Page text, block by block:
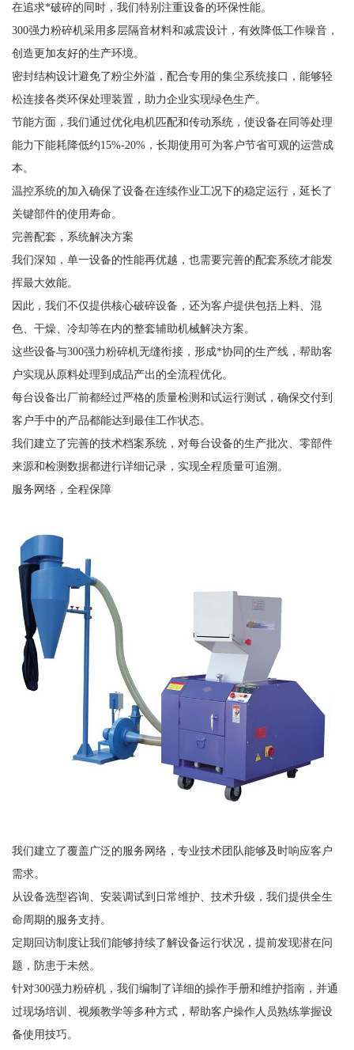
在追求*破碎的同时，我们特别注重设备的环保性能。
300强力粉碎机采用多层隔音材料和减震设计，有效降低工作噪音，
创造更加友好的生产环境。
密封结构设计避免了粉尘外溢，配合专用的集尘系统接口，能够轻
松连接各类环保处理装置，助力企业实现绿色生产。
节能方面，我们通过优化电机匹配和传动系统，使设备在同等处理
能力下能耗降低约15%-20%，长期使用可为客户节省可观的运营成
本。
温控系统的加入确保了设备在连续作业工况下的稳定运行，延长了
关键部件的使用寿命。
完善配套，系统解决方案
我们深知，单一设备的性能再优越，也需要完善的配套系统才能发
挥最大效能。
因此，我们不仅提供核心破碎设备，还为客户提供包括上料、混
色、干燥、冷却等在内的整套辅助机械解决方案。
这些设备与300强力粉碎机无缝衔接，形成*协同的生产线，帮助客
户实现从原料处理到成品产出的全流程优化。
每台设备出厂前都经过严格的质量检测和试运行测试，确保交付到
客户手中的产品都能达到最佳工作状态。
我们建立了完善的技术档案系统，对每台设备的生产批次、零部件
来源和检测数据都进行详细记录，实现全程质量可追溯。
服务网络，全程保障
我们建立了覆盖广泛的服务网络，专业技术团队能够及时响应客户
需求。
从设备选型咨询、安装调试到日常维护、技术升级，我们提供全生
命周期的服务支持。
定期回访制度让我们能够持续了解设备运行状况，提前发现潜在问
题，防患于未然。
针对300强力粉碎机，我们编制了详细的操作手册和维护指南，并通
过现场培训、视频教学等多种方式，帮助客户操作人员熟练掌握设
备使用技巧。